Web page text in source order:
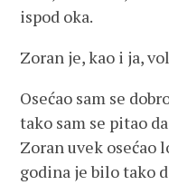
ispod oka.
Zoran je, kao i ja,
Osećao sam se
tako sam se pitao
Zoran uvek osećao
godina je bilo tako